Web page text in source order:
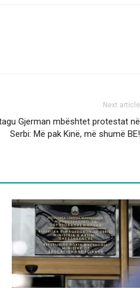
Next article
Gjerman mbështet protestat në
Serbi: Më pak Kinë, më shumë BE!